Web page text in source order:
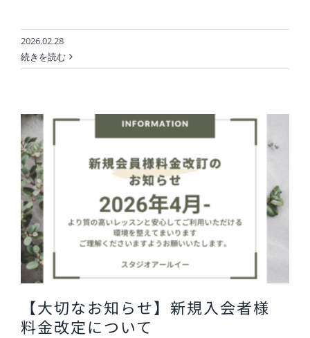
2026.02.28
続きを読む
【大切なお知らせ】新規入会者様
料金改定について